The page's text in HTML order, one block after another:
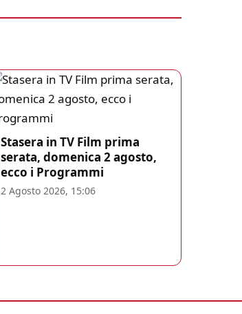
Stasera in TV Film prima
serata, domenica 2 agosto,
ecco i Programmi
2 Agosto 2026, 15:06